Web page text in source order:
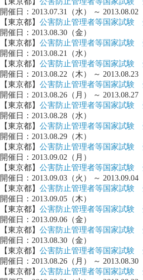
開催日：2013.07.31（水） ～ 2013.08.02
【東京都】 公害防止管理者等国家試験
開催日：2013.08.30（金）
【東京都】 公害防止管理者等国家試験
開催日：2013.08.21（水）
【東京都】 公害防止管理者等国家試験
開催日：2013.08.22（木） ～ 2013.08.23
【東京都】 公害防止管理者等国家試験
開催日：2013.08.26（月） ～ 2013.08.27
【東京都】 公害防止管理者等国家試験
開催日：2013.08.28（水）
【東京都】 公害防止管理者等国家試験
開催日：2013.08.29（木）
【東京都】 公害防止管理者等国家試験
開催日：2013.09.02（月）
【東京都】 公害防止管理者等国家試験
開催日：2013.09.03（火） ～ 2013.09.04
【東京都】 公害防止管理者等国家試験
開催日：2013.09.05（木）
【東京都】 公害防止管理者等国家試験
開催日：2013.09.06（金）
【東京都】 公害防止管理者等国家試験
開催日：2013.08.30（金）
【東京都】 公害防止管理者等国家試験
開催日：2013.08.26（月） ～ 2013.08.30
【東京都】 公害防止管理者等国家試験